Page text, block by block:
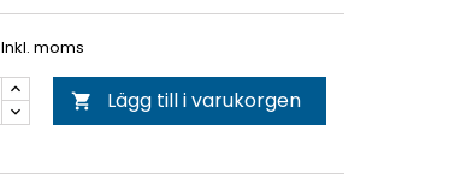
Inkl. moms
 Lägg till i varukorgen